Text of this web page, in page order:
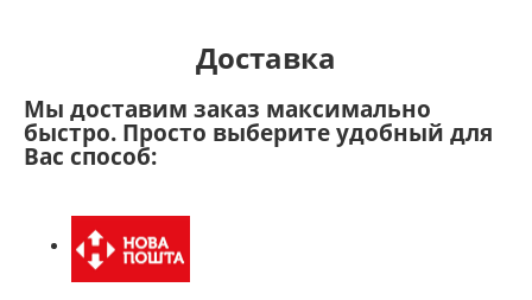
Доставка
Мы доставим заказ максимально
быстро. Просто выберите удобный для
Вас способ: